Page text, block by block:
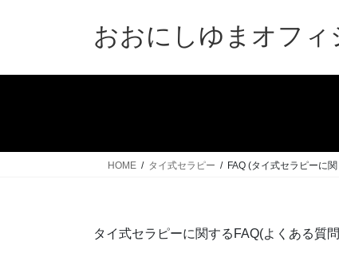
おおにしゆまオフィ
HOME タイ式セラピー FAQ (タイ式セラピーに
タイ式セラピーに関するFAQ(よくある質問